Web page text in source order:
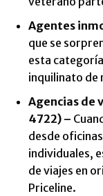
Agentes
que se
esta
inquilinato de
Agencias de
4722) –
desde
individuales,
de viajes en
Priceline.